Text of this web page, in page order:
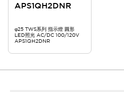
APS1QH2DNR
φ25 TWS系列 指示燈 圓形
LED照光 AC/DC 100/120V
APS1QH2DNR